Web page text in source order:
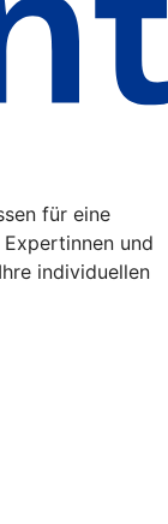
für eine
und
individuellen